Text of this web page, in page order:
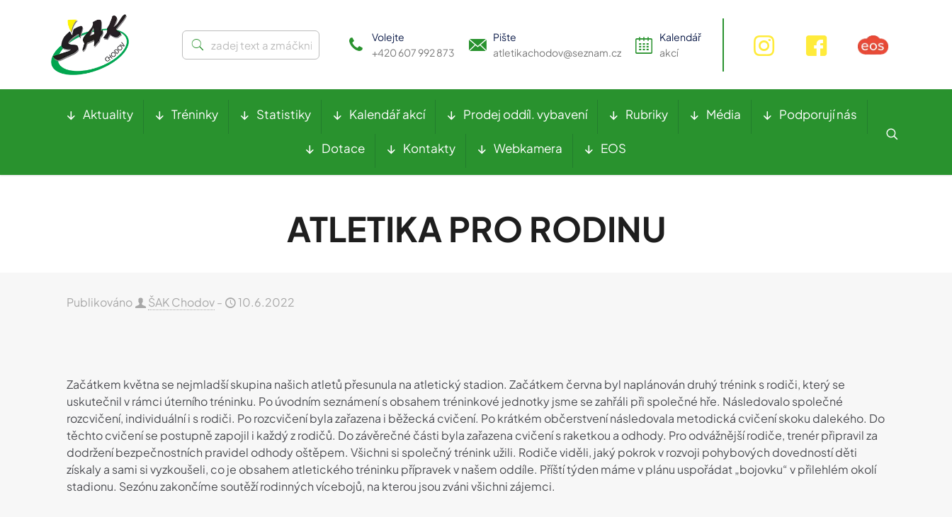
Volejte
+420 607 992 873
Pište
atletikachodov@seznam.cz
Kalendář
akcí
Aktuality Tréninky Statistiky Kalendář akcí Prodej oddíl. vybavení Rubriky Média Podporují nás
Dotace Kontakty Webkamera EOS
ATLETIKA PRO RODINU
Publikováno ŠAK Chodov- 10.6.2022
Začátkem května se nejmladší skupina našich atletů přesunula na atletický stadion. Začátkem června byl naplánován druhý trénink s rodiči, který se
uskutečnil v rámci úterního tréninku. Po úvodním seznámení s obsahem tréninkové jednotky jsme se zahřáli při společné hře. Následovalo společné
rozcvičení, individuální i s rodiči. Po rozcvičení byla zařazena i běžecká cvičení. Po krátkém občerstvení následovala metodická cvičení skoku dalekého. Do
těchto cvičení se postupně zapojil i každý z rodičů. Do závěrečné části byla zařazena cvičení s raketkou a odhody. Pro odvážnější rodiče, trenér připravil za
dodržení bezpečnostních pravidel odhody oštěpem. Všichni si společný trénink užili. Rodiče viděli, jaký pokrok v rozvoji pohybových dovedností děti
získaly a sami si vyzkoušeli, co je obsahem atletického tréninku přípravek v našem oddíle. Příští týden máme v plánu uspořádat „bojovku“ v přilehlém okolí
stadionu. Sezónu zakončíme soutěží rodinných vícebojů, na kterou jsou zváni všichni zájemci.